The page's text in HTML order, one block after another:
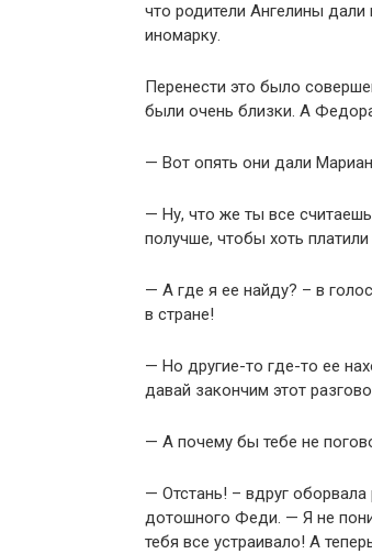
что родители Ангелины
иномарку.
Перенести это было
были очень близки. А
— Вот опять они дали
— Ну, что же ты все
получше, чтобы хоть
— А где я ее найду? – в
в стране!
— Но другие-то где-то ее
давай закончим этот
— А почему бы тебе не
— Отстань! – вдруг
дотошного Феди. — Я не
тебя все устраивало! А